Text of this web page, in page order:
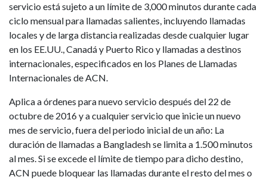
servicio está sujeto a un límite de 3,000 minutos durante cada
ciclo mensual para llamadas salientes, incluyendo llamadas
locales y de larga distancia realizadas desde cualquier lugar
en los EE.UU., Canadá y Puerto Rico y llamadas a destinos
internacionales, especificados en los Planes de Llamadas
Internacionales de ACN.
Aplica a órdenes para nuevo servicio después del 22 de
octubre de 2016 y a cualquier servicio que inicie un nuevo
mes de servicio, fuera del periodo inicial de un año: La
duración de llamadas a Bangladesh se limita a 1.500 minutos
al mes. Si se excede el límite de tiempo para dicho destino,
ACN puede bloquear las llamadas durante el resto del mes o